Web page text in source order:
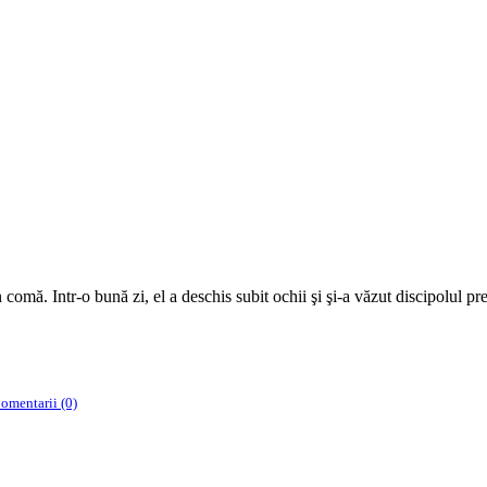
Intr-o bună zi, el a deschis subit ochii şi şi-a văzut discipolul
(0)